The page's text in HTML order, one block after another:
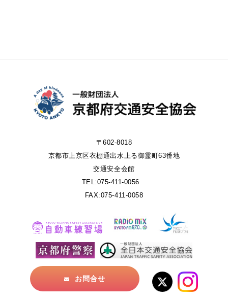
〒602-8018
京都市上京区衣棚通出水上る御霊町63番地
交通安全会館
TEL:075-411-0056
FAX:075-411-0058
お問合せ